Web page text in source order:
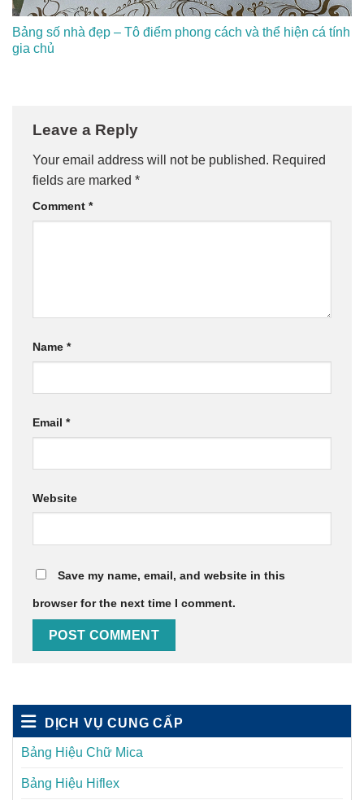
Bảng số nhà đẹp – Tô điểm phong cách và thể hiện cá tính
gia chủ
Leave a Reply
Your email address will not be published. Required
fields are marked *
Comment *
Name *
Email *
Website
Save my name, email, and website in this
browser for the next time I comment.
DỊCH VỤ CUNG CẤP
Bảng Hiệu Chữ Mica
Bảng Hiệu Hiflex